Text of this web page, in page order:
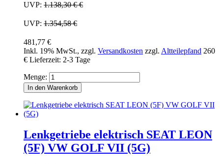
UVP: 1.138,30 €€
UVP: 1.354,58 €
481,77 €
Inkl. 19% MwSt., zzgl. Versandkosten zzgl. Altteilepfand 260
€ Lieferzeit: 2-3 Tage
Menge:
In den Warenkorb
Lenkgetriebe elektrisch SEAT LEON
(5F) VW GOLF VII (5G)